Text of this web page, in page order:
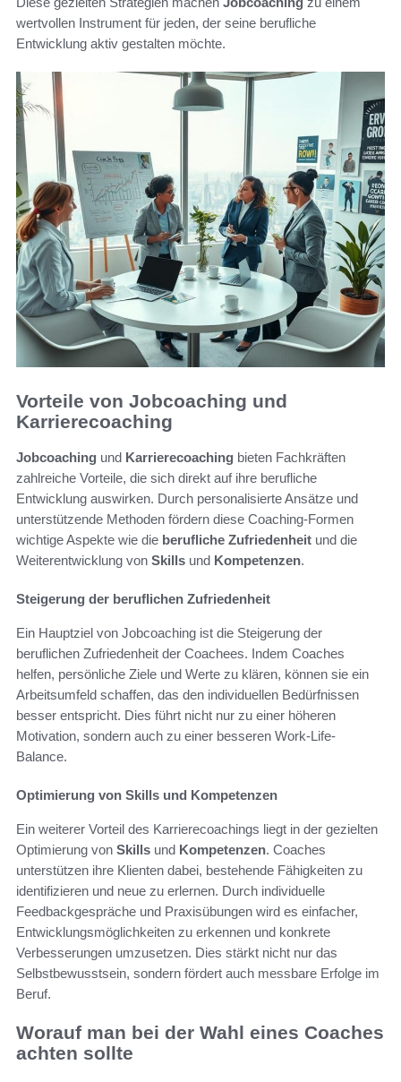
wertvollen Instrument für jeden, der seine berufliche
Entwicklung aktiv gestalten möchte.
Vorteile von Jobcoaching und
Karrierecoaching
Jobcoaching und Karrierecoaching bieten Fachkräften
zahlreiche Vorteile, die sich direkt auf ihre berufliche
Entwicklung auswirken. Durch personalisierte Ansätze und
unterstützende Methoden fördern diese Coaching-Formen
wichtige Aspekte wie die berufliche Zufriedenheit und die
Weiterentwicklung von Skills und Kompetenzen.
Steigerung der beruflichen Zufriedenheit
Ein Hauptziel von Jobcoaching ist die Steigerung der
beruflichen Zufriedenheit der Coachees. Indem Coaches
helfen, persönliche Ziele und Werte zu klären, können sie ein
Arbeitsumfeld schaffen, das den individuellen Bedürfnissen
besser entspricht. Dies führt nicht nur zu einer höheren
Motivation, sondern auch zu einer besseren Work-Life-
Balance.
Optimierung von Skills und Kompetenzen
Ein weiterer Vorteil des Karrierecoachings liegt in der gezielten
Optimierung von Skills und Kompetenzen. Coaches
unterstützen ihre Klienten dabei, bestehende Fähigkeiten zu
identifizieren und neue zu erlernen. Durch individuelle
Feedbackgespräche und Praxisübungen wird es einfacher,
Entwicklungsmöglichkeiten zu erkennen und konkrete
Verbesserungen umzusetzen. Dies stärkt nicht nur das
Selbstbewusstsein, sondern fördert auch messbare Erfolge im
Beruf.
Worauf man bei der Wahl eines Coaches
achten sollte